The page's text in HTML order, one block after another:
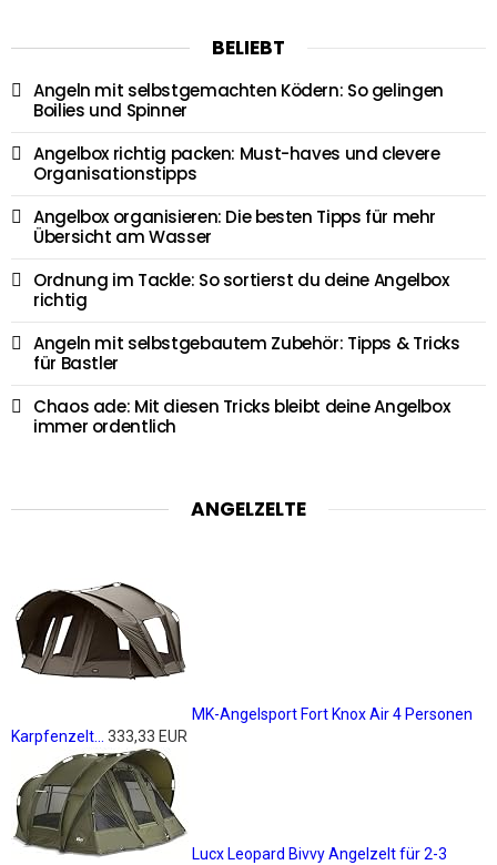
BELIEBT
Angeln mit selbstgemachten Ködern: So gelingen
Boilies und Spinner
Angelbox richtig packen: Must-haves und clevere
Organisationstipps
Angelbox organisieren: Die besten Tipps für mehr
Übersicht am Wasser
Ordnung im Tackle: So sortierst du deine Angelbox
richtig
Angeln mit selbstgebautem Zubehör: Tipps & Tricks
für Bastler
Chaos ade: Mit diesen Tricks bleibt deine Angelbox
immer ordentlich
ANGELZELTE
MK-Angelsport Fort Knox Air 4 Personen
Karpfenzelt...
333,33 EUR
Lucx Leopard Bivvy Angelzelt für 2-3